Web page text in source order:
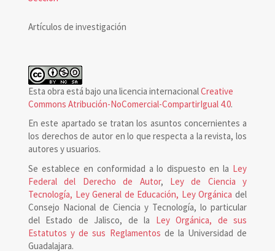
Artículos de investigación
Esta obra está bajo una licencia internacionalCreative
Commons Atribución-NoComercial-CompartirIgual 4.0.
En este apartado se tratan los asuntos concernientes a
los derechos de autor en lo que respecta a la revista, los
autores y usuarios.
Se establece en conformidad a lo dispuesto en la Ley
Federal del Derecho de Autor, Ley de Ciencia y
Tecnología, Ley General de Educación, Ley Orgánica del
Consejo Nacional de Ciencia y Tecnología, lo particular
del Estado de Jalisco, de la Ley Orgánica, de sus
Estatutos y de sus Reglamentos de la Universidad de
Guadalajara.